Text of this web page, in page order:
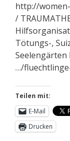
http://women-
/
Tötungs-,
…/
Teilen mit:
E-Mail
Drucken